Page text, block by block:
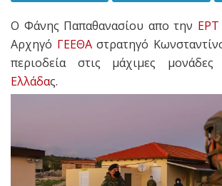
Ο Φάνης Παπαθανασίου απο την ΕΡΤ
Αρχηγό ΓΕΕΘΑστρατηγό
περιοδεία στις μάχιμες μονάδες
Ελλάδας.